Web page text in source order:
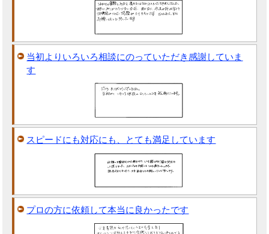
当初よりいろいろ相談にのっていただき感謝していま
す
スピードにも対応にも、とても満足しています
プロの方に依頼して本当に良かったです